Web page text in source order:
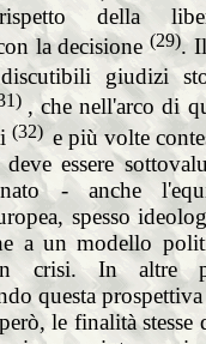
della
la decisione (29).
giudizi
, che nell'arco di
(32) e più volte
essere
- anche
spesso
a un modello
in crisi. In altre
questa
le finalità stesse